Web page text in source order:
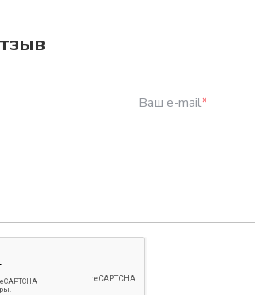
Ваш e-mail*